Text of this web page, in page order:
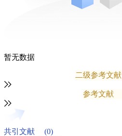
暂无数据
二级参考文献
参考文献
共引文献
(0)